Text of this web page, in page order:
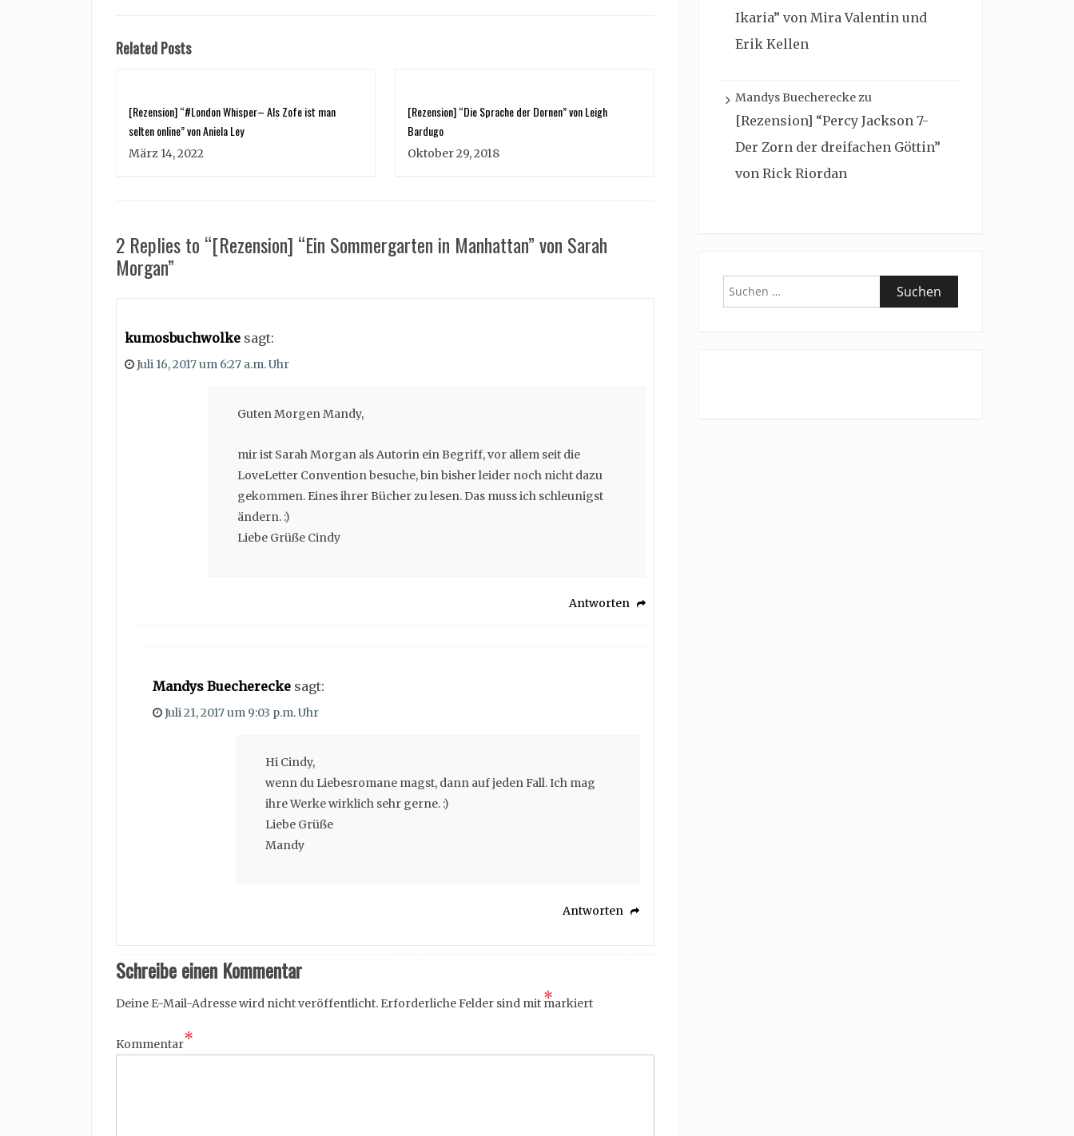
Related Posts
[Rezension] “#London Whisper– Als Zofe ist man
selten online” von Aniela Ley
März 14, 2022
[Rezension] “Die Sprache der Dornen” von Leigh
Bardugo
Oktober 29, 2018
2 Replies to “[Rezension] “Ein Sommergarten in Manhattan” von Sarah
Morgan”
kumosbuchwolke sagt:
Juli 16, 2017 um 6:27 a.m. Uhr
Guten Morgen Mandy,
mir ist Sarah Morgan als Autorin ein Begriff, vor allem seit die
LoveLetter Convention besuche, bin bisher leider noch nicht dazu
gekommen. Eines ihrer Bücher zu lesen. Das muss ich schleunigst
ändern. :)
Liebe Grüße Cindy
Antworten
Mandys Buecherecke sagt:
Juli 21, 2017 um 9:03 p.m. Uhr
Hi Cindy,
wenn du Liebesromane magst, dann auf jeden Fall. Ich mag
ihre Werke wirklich sehr gerne. :)
Liebe Grüße
Mandy
Antworten
Schreibe einen Kommentar
Deine E-Mail-Adresse wird nicht veröffentlicht. Erforderliche Felder sind mit *
markiert
Kommentar*
Ikaria” von Mira Valentin und
Erik Kellen
Mandys Buechereckezu
[Rezension] “Percy Jackson 7-
Der Zorn der dreifachen Göttin”
von Rick Riordan
Suchen
nach: